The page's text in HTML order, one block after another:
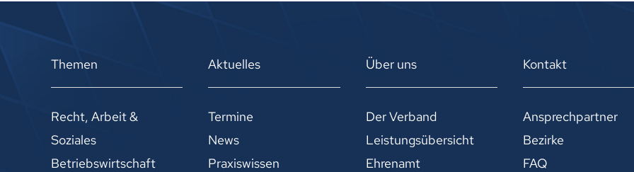
Themen
Recht, Arbeit &
Soziales
Betriebswirtschaft
Aktuelles
Termine
News
Praxiswissen
Über uns
Der Verband
Leistungsübersicht
Ehrenamt
Kontakt
Ansprechpartner
Bezirke
FAQ